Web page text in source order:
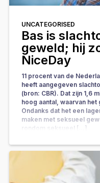
UNCATEGORISED
Bas is
geweld; hij
NiceDay
11 procent van de
heeft aangegeven
(bron: CBR). Dat zijn 1,6
hoog aantal, waarvan
Ondanks dat het een
maken met seksueel
rondom seksueel […]